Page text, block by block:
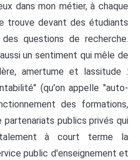
dans mon métier, à chaque
trouve devant des étudiants
questions de recherche.
un sentiment qui mêle de
amertume et lassitude :
(qu'on appelle "auto-
des formations,
publics privés qui
à court terme la
public d'enseignement et